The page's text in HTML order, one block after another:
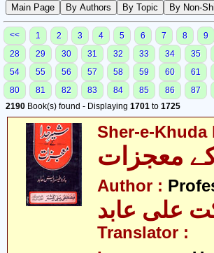
<< 1 2 3 4 5 6 7 8 9
28
29 30 31 32 33 34 35
54
55 56 57 58 59 60 61
80
81 82 83 84 85 86 87
2190 Book(s) found - Displaying 1701 to 1725
Sher-e-Khuda
Author :
علی عابد
Translator :